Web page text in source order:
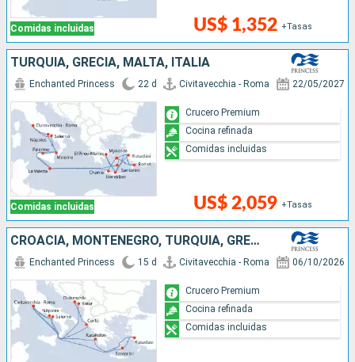
Comidas incluidas US$ 1,352 +Tasas
TURQUÍA, GRECIA, MALTA, ITALIA
Comidas incluidas
Enchanted Princess 22 d Civitavecchia - Roma 22/05/2027
US$ 2,059 +Tasas
Crucero Premium
Cocina refinada
Comidas incluidas
CROACIA, MONTENEGRO, TURQUÍA, GRECIA, ITALIA
Enchanted Princess 15 d Civitavecchia - Roma 06/10/2026
Crucero Premium
Cocina refinada
Comidas incluidas